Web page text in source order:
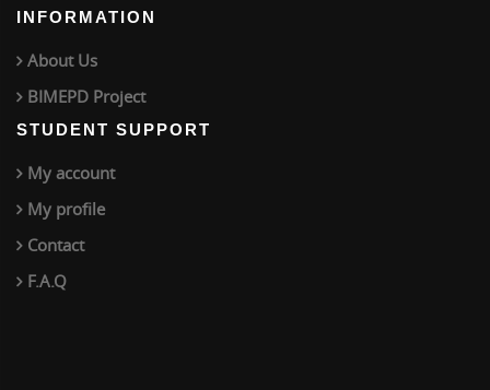
INFORMATION
About Us
BIMEPD Project
STUDENT SUPPORT
My account
My profile
Contact
F.A.Q